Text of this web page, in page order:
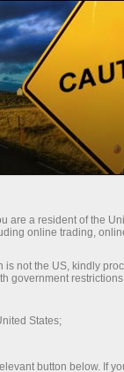
Technical analysis
পর্যালোচনা:
USD,
are a resident of the
online trading,
is not the US, kindly
government
States;
button below. If